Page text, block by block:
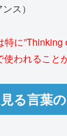
ス）
に”Thinking
われること
る言葉